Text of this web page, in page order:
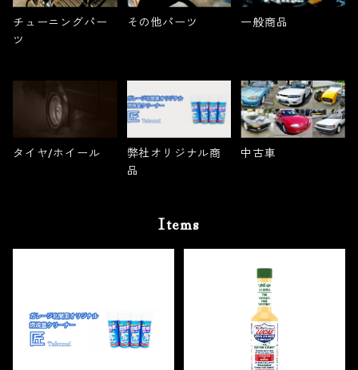
チューニングパー
ツ
その他パーツ 一般商品
タイヤ/ホイール
弊社オリジナル商
品
中古車
Items